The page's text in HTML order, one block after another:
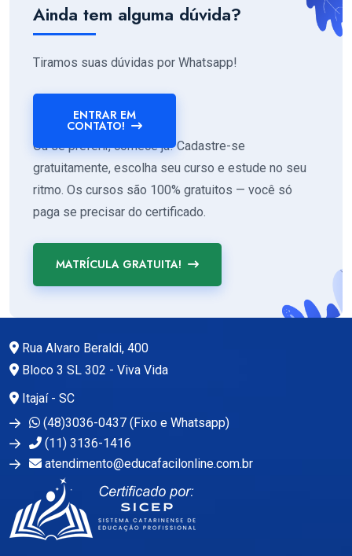
Ainda tem alguma dúvida?
Tiramos suas dúvidas por Whatsapp!
ENTRAR EM
CONTATO!
Ou se preferir, comece já! Cadastre-se
gratuitamente, escolha seu curso e estude no seu
ritmo. Os cursos são 100% gratuitos — você só
paga se precisar do certificado.
MATRÍCULA GRATUITA!
Rua Alvaro Beraldi, 400
Bloco 3 SL 302 - Viva Vida
Itajaí - SC
(48)3036-0437 (Fixo e Whatsapp)
(11) 3136-1416
atendimento@educafacilonline.com.br